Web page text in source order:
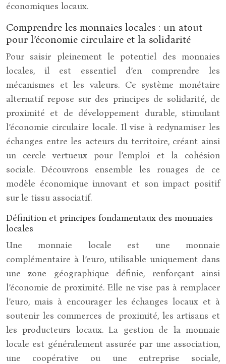
économiques locaux.
Comprendre les monnaies locales : un atout
pour l’économie circulaire et la solidarité
Pour saisir pleinement le potentiel des monnaies
locales, il est essentiel d’en comprendre les
mécanismes et les valeurs. Ce système monétaire
alternatif repose sur des principes de solidarité, de
proximité et de développement durable, stimulant
l’économie circulaire locale. Il vise à redynamiser les
échanges entre les acteurs du territoire, créant ainsi
un cercle vertueux pour l’emploi et la cohésion
sociale. Découvrons ensemble les rouages de ce
modèle économique innovant et son impact positif
sur le tissu associatif.
Définition et principes fondamentaux des monnaies
locales
Une monnaie locale est une monnaie
complémentaire à l’euro, utilisable uniquement dans
une zone géographique définie, renforçant ainsi
l’économie de proximité. Elle ne vise pas à remplacer
l’euro, mais à encourager les échanges locaux et à
soutenir les commerces de proximité, les artisans et
les producteurs locaux. La gestion de la monnaie
locale est généralement assurée par une association,
une coopérative ou une entreprise sociale,